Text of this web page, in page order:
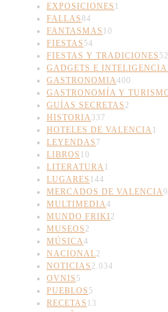
EXPOSICIONES 1
FALLAS84
FANTASMAS 10
FIESTAS 54
FIESTAS Y TRADICIONES 52
GADGETS E
GASTRONOMIA400
GASTRONOMÍA Y
GUÍAS SECRETAS 2
HISTORIA 337
HOTELES DE VALENCIA 1
LEYENDAS 7
LIBROS 10
LITERATURA 1
LUGARES 144
MERCADOS DE VALENCIA9
MULTIMEDIA4
MUNDO FRIKI2
MUSEOS 2
MÚSICA4
NACIONAL2
NOTICIAS 2.034
OVNIS 5
PUEBLOS 5
RECETAS 13